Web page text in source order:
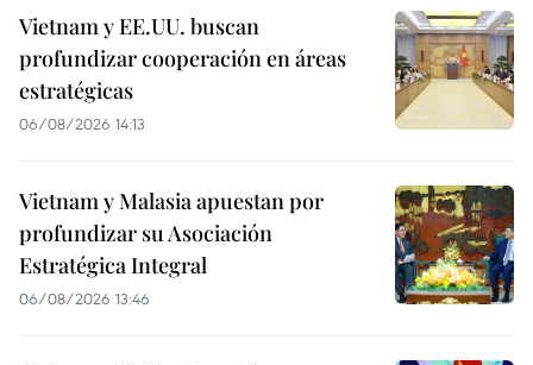
Vietnam y EE.UU. buscan
profundizar cooperación en áreas
estratégicas
06/08/2026 14:13
Vietnam y Malasia apuestan por
profundizar su Asociación
Estratégica Integral
06/08/2026 13:46